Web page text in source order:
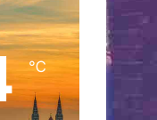
℃